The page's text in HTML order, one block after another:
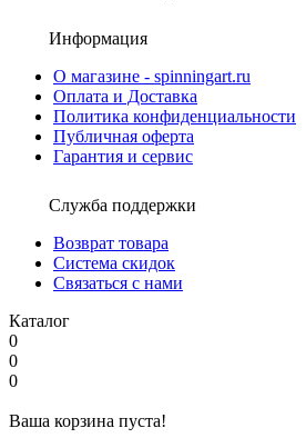
Информация
О магазине - spinningart.ru
Оплата и Доставка
Политика конфиденциальности
Публичная оферта
Гарантия и сервис
Служба поддержки
Возврат товара
Система скидок
Связаться с нами
Каталог
0
0
0
Ваша корзина пуста!